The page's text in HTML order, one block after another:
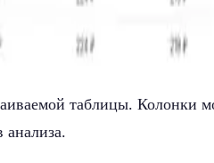
таблицы. Колонки